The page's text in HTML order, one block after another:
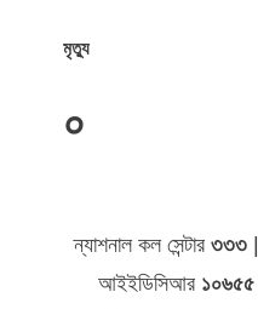
মৃত্যু
০
ন্যাশনাল কল সেন্টার৩৩৩
আইইডিসিআর ১০৬৫৫